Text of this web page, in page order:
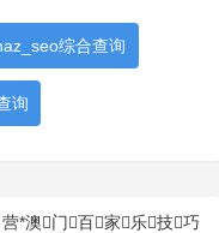
综合查询
询
*澳门百家乐技巧